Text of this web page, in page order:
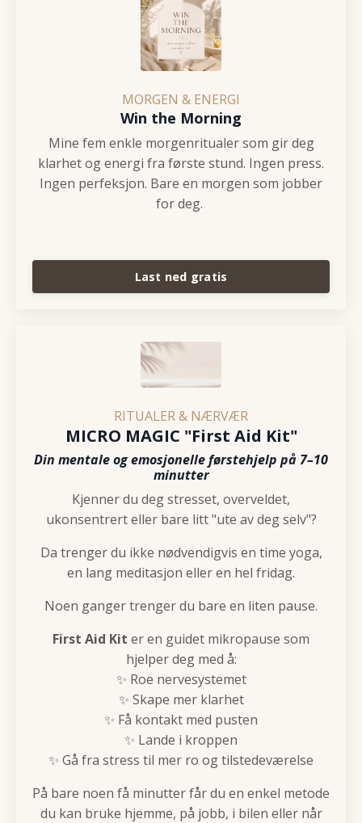
MORGEN & ENERGI
Win the Morning
Mine fem enkle morgenritualer som gir deg
klarhet og energi fra første stund. Ingen press.
Ingen perfeksjon. Bare en morgen som jobber
for deg.
Last ned gratis
RITUALER & NÆRVÆR
MICRO MAGIC "First Aid Kit"
Din mentale og emosjonelle førstehjelp på 7–10
minutter
Kjenner du deg stresset, overveldet,
ukonsentrert eller bare litt "ute av deg selv"?
Da trenger du ikke nødvendigvis en time yoga,
en lang meditasjon eller en hel fridag.
Noen ganger trenger du bare en liten pause.
First Aid Kit er en guidet mikropause som
hjelper deg med å:
✨ Roe nervesystemet
✨ Skape mer klarhet
✨ Få kontakt med pusten
✨ Lande i kroppen
✨ Gå fra stress til mer ro og tilstedeværelse
På bare noen få minutter får du en enkel metode
du kan bruke hjemme, på jobb, i bilen eller når